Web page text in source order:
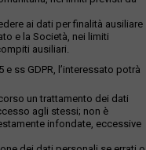
ai dati per finalità ausiliare
e la Società, nei limiti
ausiliari.
e ss GDPR, l’interessato potrà
un trattamento dei dati
agli stessi; non è
infondate, eccessive